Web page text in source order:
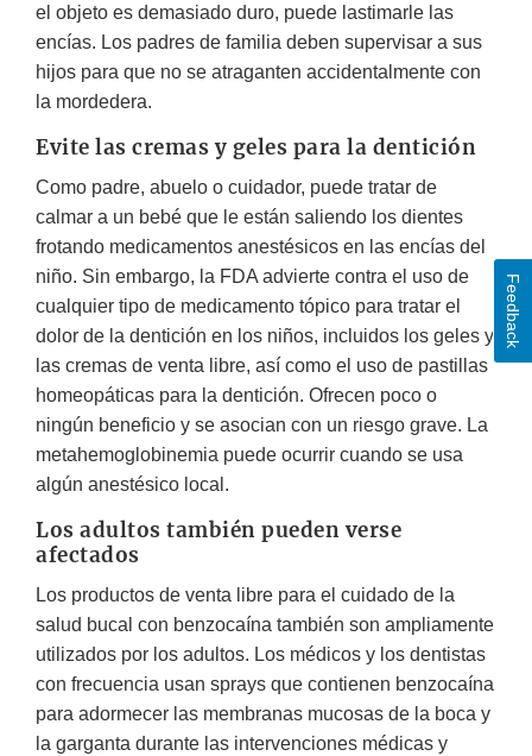
el objeto es demasiado duro, puede lastimarle las
encías. Los padres de familia deben supervisar a sus
hijos para que no se atraganten accidentalmente con
la mordedera.
Evite las cremas y geles para la dentición
Como padre, abuelo o cuidador, puede tratar de
calmar a un bebé que le están saliendo los dientes
frotando medicamentos anestésicos en las encías del
niño. Sin embargo, la FDA advierte contra el uso de
cualquier tipo de medicamento tópico para tratar el
dolor de la dentición en los niños, incluidos los geles y
las cremas de venta libre, así como el uso de pastillas
homeopáticas para la dentición. Ofrecen poco o
ningún beneficio y se asocian con un riesgo grave. La
metahemoglobinemia puede ocurrir cuando se usa
algún anestésico local.
Los adultos también pueden verse
afectados
Los productos de venta libre para el cuidado de la
salud bucal con benzocaína también son ampliamente
utilizados por los adultos. Los médicos y los dentistas
con frecuencia usan sprays que contienen benzocaína
para adormecer las membranas mucosas de la boca y
la garganta durante las intervenciones médicas y
Feedback